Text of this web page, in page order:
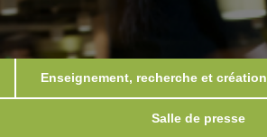
Enseignement, recherche et création
Salle de presse